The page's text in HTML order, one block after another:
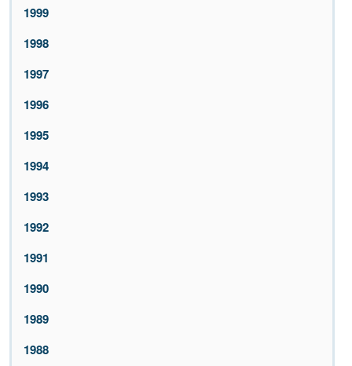
1999
1998
1997
1996
1995
1994
1993
1992
1991
1990
1989
1988